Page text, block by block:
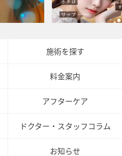
施術を探す
料金案内
アフターケア
ドクター・スタッフコラム
お知らせ